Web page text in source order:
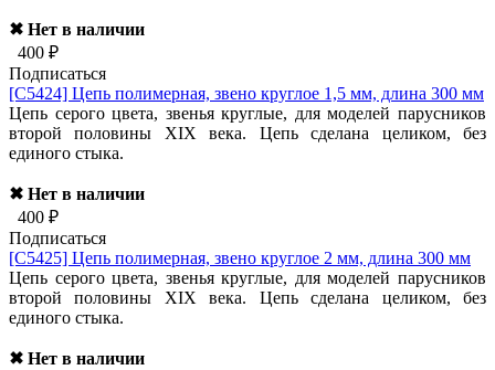
✖ Нет в наличии
400 ₽
Подписаться
[C5424] Цепь полимерная, звено круглое 1,5 мм, длина 300 мм
Цепь серого цвета, звенья круглые, для моделей парусников
второй половины XIX века. Цепь сделана целиком, без
единого стыка.
✖ Нет в наличии
400 ₽
Подписаться
[C5425] Цепь полимерная, звено круглое 2 мм, длина 300 мм
Цепь серого цвета, звенья круглые, для моделей парусников
второй половины XIX века. Цепь сделана целиком, без
единого стыка.
✖ Нет в наличии